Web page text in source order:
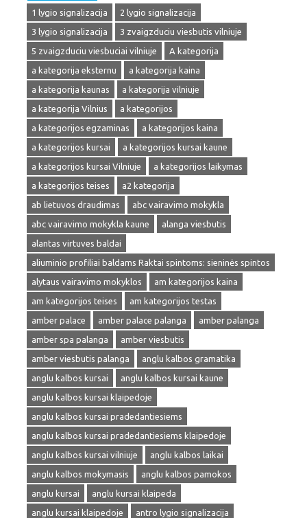
1 lygio signalizacija
2 lygio signalizacija
3 lygio signalizacija
3 zvaigzduciu viesbutis vilniuje
5 zvaigzduciu viesbuciai vilniuje
A kategorija
a kategorija eksternu
a kategorija kaina
a kategorija kaunas
a kategorija vilniuje
a kategorija Vilnius
a kategorijos
a kategorijos egzaminas
a kategorijos kaina
a kategorijos kursai
a kategorijos kursai kaune
a kategorijos kursai Vilniuje
a kategorijos laikymas
a kategorijos teises
a2 kategorija
ab lietuvos draudimas
abc vairavimo mokykla
abc vairavimo mokykla kaune
alanga viesbutis
alantas virtuves baldai
aliuminio profiliai baldams Raktai spintoms: sieninės spintos
alytaus vairavimo mokyklos
am kategorijos kaina
am kategorijos teises
am kategorijos testas
amber palace
amber palace palanga
amber palanga
amber spa palanga
amber viesbutis
amber viesbutis palanga
anglu kalbos gramatika
anglu kalbos kursai
anglu kalbos kursai kaune
anglu kalbos kursai klaipedoje
anglu kalbos kursai pradedantiesiems
anglu kalbos kursai pradedantiesiems klaipedoje
anglu kalbos kursai vilniuje
anglu kalbos laikai
anglu kalbos mokymasis
anglu kalbos pamokos
anglu kursai
anglu kursai klaipeda
anglu kursai klaipedoje
antro lygio signalizacija